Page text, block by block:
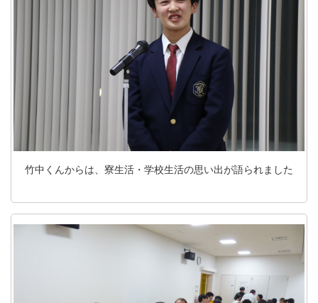
竹中くんからは、寮生活・学校生活の思い出が語られました